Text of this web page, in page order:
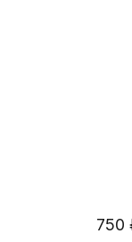
750